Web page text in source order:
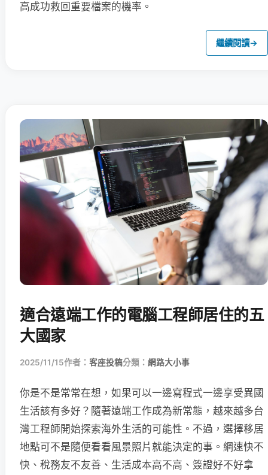
高成功救回重要檔案的機率。
繼續閱讀→
適合遠端工作的電腦工程師居住的五
大國家
2025/11/15作者： 客座投稿分類： 網路大小事
你是不是常常在想，如果可以一邊寫程式一邊享受異國
生活該有多好？隨著遠端工作成為新常態，越來越多台
灣工程師開始探索海外生活的可能性。不過，選擇移居
地點可不是隨便看看風景照片就能決定的事。網速快不
快、稅務友不友善、生活成本高不高、簽證好不好拿